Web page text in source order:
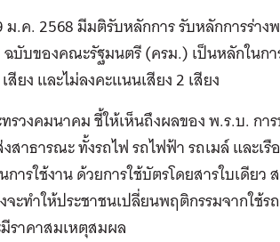
.ค. 2568 มีมติรับหลักการ รับหลักการร่า
ฉบับของคณะรัฐมนตรี (ครม.) เป็นหลักใน
สียง และไม่ลงคะแนนเสียง 2 เสียง
รวงคมนาคม ชี้ให้เห็นถึงผลของ พ.ร.บ. กา
สาธารณะ ทั้งรถไฟ รถไฟฟ้า รถเมล์ และเ
ารใช้งาน ด้วยการใช้บัตรโดยสารใบเดียว
ะทำให้ประชาชนเปลี่ยนพฤติกรรมจากใช้
ราคาสมเหตุสมผล